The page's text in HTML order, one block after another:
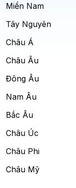
Miền Nam
Tây Nguyên
Châu Á
Châu Âu
Đông Âu
Nam Âu
Bắc Âu
Châu Úc
Châu Phi
Châu Mỹ